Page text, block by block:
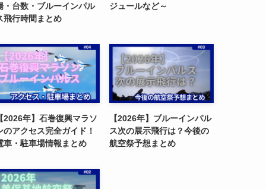
・台数・ブルーインパル
飛行時間まとめ
ジュールなど～
【2026年】石巻復興マラソ
のアクセス完全ガイド！
車・駐車場情報まとめ
【2026年】ブルーインパル
ス次の展示飛行は？今後の
航空祭予想まとめ